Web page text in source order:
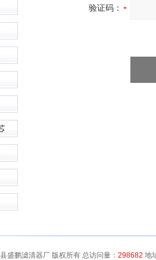
验证码：
盛鹏滤清器厂 版权所有 总访问量： 298682 地